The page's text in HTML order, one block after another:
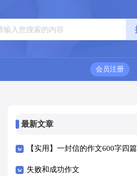
会员注册
最新文章
【实用】一封信的作文600字四篇
失败和成功作文